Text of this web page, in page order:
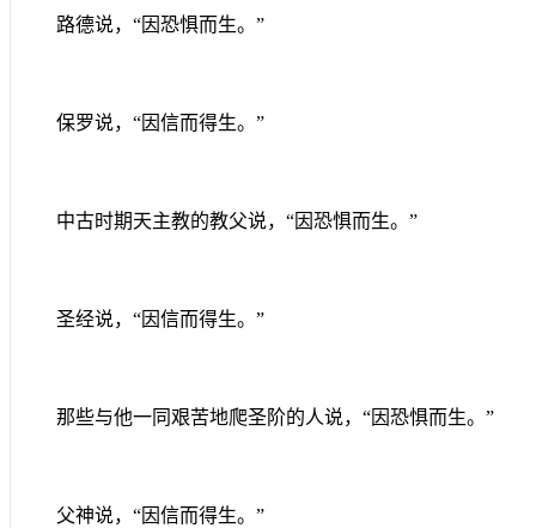
路德说，“因恐惧而生。”
保罗说，“因信而得生。”
中古时期天主教的教父说，“因恐惧而生。”
圣经说，“因信而得生。”
那些与他一同艰苦地爬圣阶的人说，“因恐惧而生。”
父神说，“因信而得生。”